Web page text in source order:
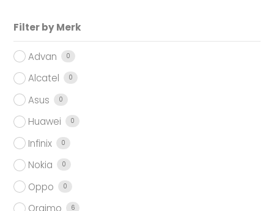
Filter by Merk
Advan 0
Alcatel 0
Asus 0
Huawei 0
Infinix 0
Nokia 0
Oppo 0
Oraimo 6